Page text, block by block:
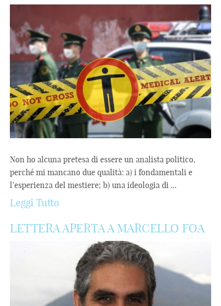
Non ho alcuna pretesa di essere un analista politico,
perché mi mancano due qualità: a) i fondamentali e
l’esperienza del mestiere; b) una ideologia di ...
Leggi Tutto
LETTERA APERTA A MARCELLO FOA